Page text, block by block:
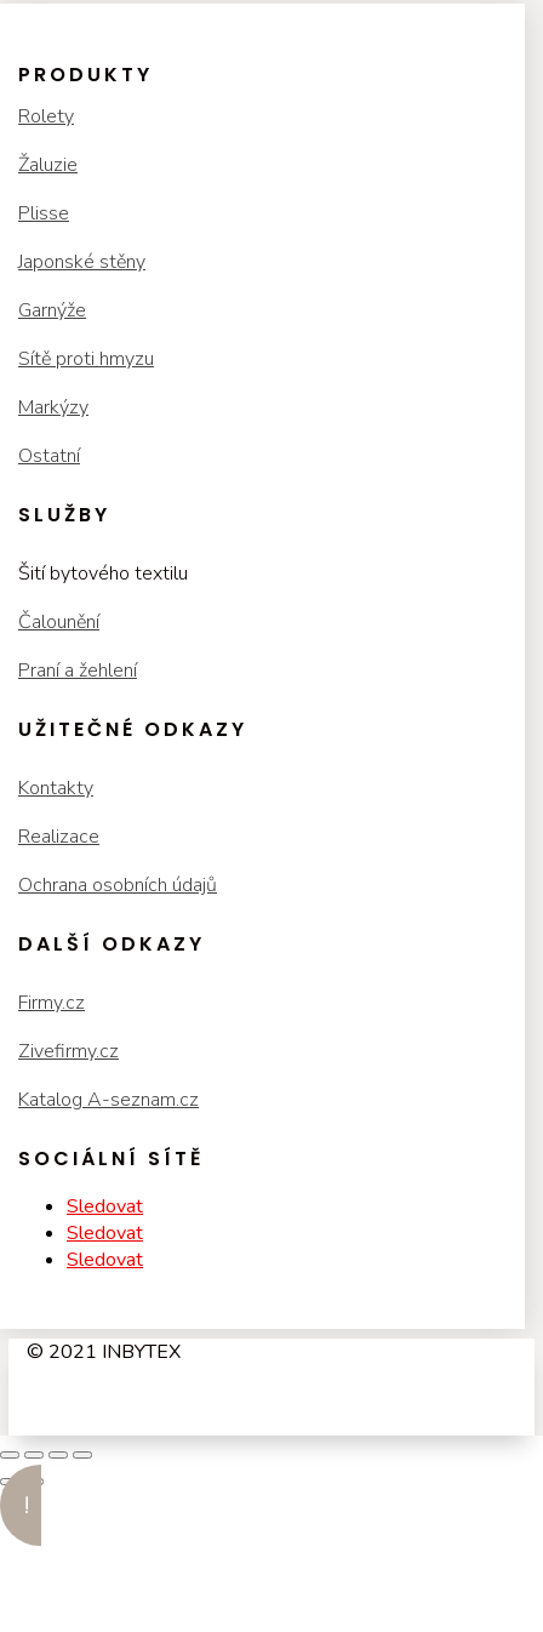
PRODUKTY
Rolety
Žaluzie
Plisse
Japonské stěny
Garnýže
Sítě proti hmyzu
Markýzy
Ostatní
SLUŽBY
Šití bytového textilu
Čalounění
Praní a žehlení
UŽITEČNÉ ODKAZY
Kontakty
Realizace
Ochrana osobních údajů
DALŠÍ ODKAZY
Firmy.cz
Zivefirmy.cz
Katalog A-seznam.cz
SOCIÁLNÍ SÍTĚ
Sledovat
Sledovat
Sledovat
© 2021 INBYTEX